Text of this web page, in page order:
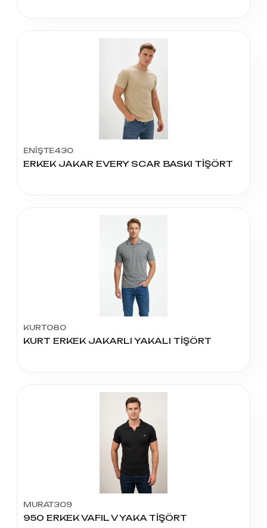
ENİŞTE430
ERKEK JAKAR EVERY SCAR BASKI TİŞÖRT
KURT080
KURT ERKEK JAKARLI YAKALI TİŞÖRT
MURAT309
950 ERKEK VAFIL V YAKA TİŞÖRT